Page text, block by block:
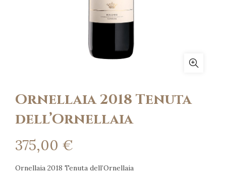
Ornellaia 2018 Tenuta
dell’Ornellaia
375,00 €
Ornellaia 2018 Tenuta dell’Ornellaia